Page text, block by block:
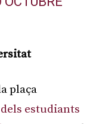
plaça
estudiants